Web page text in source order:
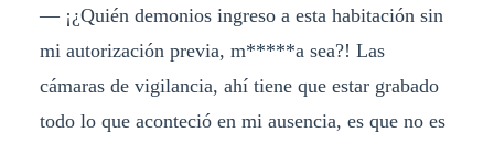
— ¡¿Quién demonios ingreso a esta habitación sin
mi autorización previa, m*****a sea?! Las
cámaras de vigilancia, ahí tiene que estar grabado
todo lo que aconteció en mi ausencia, es que no es